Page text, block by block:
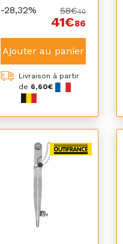
-28,32% 58€40
41€86
Ajouter au panier
Livraison à partir
de 6,60€